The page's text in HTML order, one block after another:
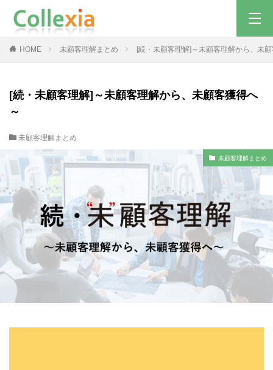
HOME 未顧客理解まとめ [続・未顧客理解]～未顧客理解から、未
[続・未顧客理解]～未顧客理解から、未顧客獲得へ
～
未顧客理解まとめ
未顧客理解まとめ